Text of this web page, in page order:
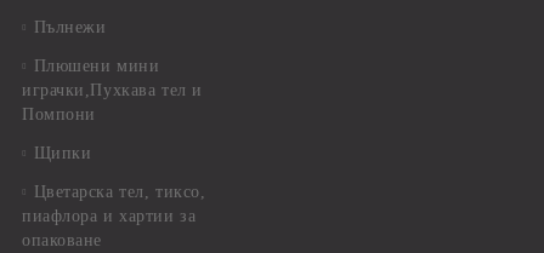
Пълнежи
Плюшени мини
играчки,Пухкава тел и
Помпони
Щипки
Цветарска тел, тиксо,
пиафлора и хартии за
опаковане